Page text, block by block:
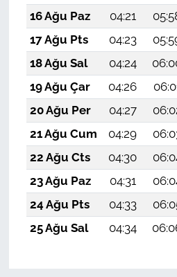
16 Ağu Paz
04:21
17 Ağu Pts
04:23
18 Ağu Sal
04:24
19 Ağu Çar
04:26
20 Ağu Per
04:27
21 Ağu Cum
04:29
22 Ağu Cts
04:30
23 Ağu Paz
04:31
24 Ağu Pts
04:33
25 Ağu Sal
04:34